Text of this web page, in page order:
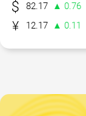
82.17 ▲ 0.76
12.17
▲ 0.11